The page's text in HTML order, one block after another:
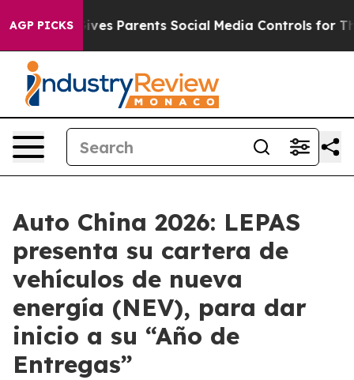
AGP PICKS
Parents Social Media Controls for Their Kids.
Auto China 2026: LEPAS
presenta su cartera de
vehículos de nueva
energía (NEV), para dar
inicio a su “Año de
Entregas”